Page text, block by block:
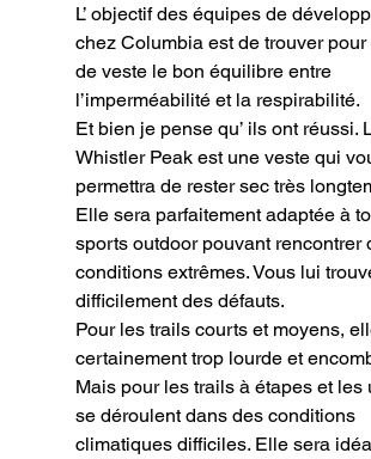
L’ objectif des équipes de
chez Columbia est de trouver pour
de veste le bon équilibre entre
l’imperméabilité et la respirabilité.
Et bien je pense qu’ ils ont réussi.
Whistler Peak est une veste qui
permettra de rester sec très
Elle sera parfaitement adaptée à
sports outdoor pouvant rencontrer
conditions extrêmes. Vous lui
difficilement des défauts.
Pour les trails courts et moyens,
certainement trop lourde et
Mais pour les trails à étapes et les
se déroulent dans des conditions
climatiques difficiles. Elle sera